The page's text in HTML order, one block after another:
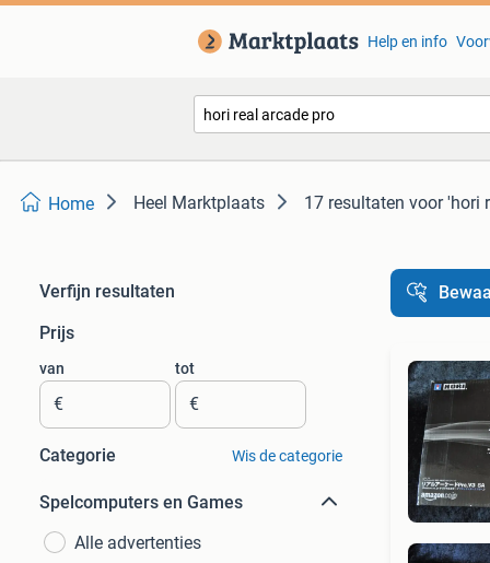
Help en info
Home Heel Marktplaats 17 resultaten voor 'hori
Verfijn resultaten
Prijs
van
€
tot
€
Categorie Wis de categorie
Spelcomputers en Games
Alle advertenties